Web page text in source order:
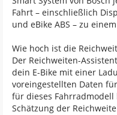
Fahrt – einschließlich
und eBike ABS – zu
Wie hoch ist die
Der Reichweiten-
dein E-Bike mit einer
voreingestellten Daten
für dieses
Schätzung der